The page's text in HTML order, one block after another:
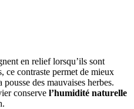
en relief lorsqu’ils sont
ce contraste permet de mieux
des mauvaises herbes.
conserve l’humidité naturelle